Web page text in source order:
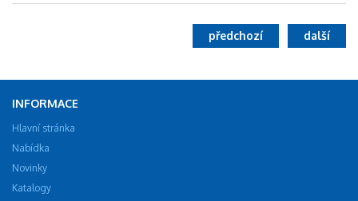
další
předchozí
INFORMACE
Hlavní stránka
Nabídka
Novinky
Katalogy